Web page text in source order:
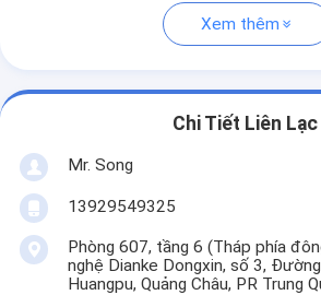
Xem thêm
Chi Tiết Liên Lạc
Mr. Song
13929549325
Phòng 607, tầng 6 (Tháp phía
nghệ Dianke Dongxin, số 3, Đường
Huangpu, Quảng Châu, PR Trung